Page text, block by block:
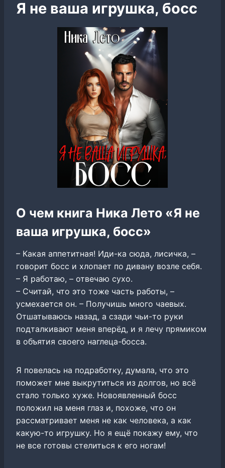
Я не ваша игрушка, босс
О чем книга Ника Лето «Я не
ваша игрушка, босс»
– Какая аппетитная! Иди-ка сюда, лисичка, –
говорит босс и хлопает по дивану возле себя.
– Я работаю, – отвечаю сухо.
– Считай, что это тоже часть работы, –
усмехается он. – Получишь много чаевых.
Отшатываюсь назад, а сзади чьи-то руки
подталкивают меня вперёд, и я лечу прямиком
в объятия своего наглеца-босса.
Я повелась на подработку, думала, что это
поможет мне выкрутиться из долгов, но всё
стало только хуже. Новоявленный босс
положил на меня глаз и, похоже, что он
рассматривает меня не как человека, а как
какую-то игрушку. Но я ещё покажу ему, что
не все готовы стелиться к его ногам!